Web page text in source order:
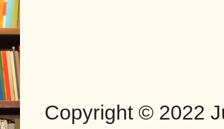
Copyright © 2022